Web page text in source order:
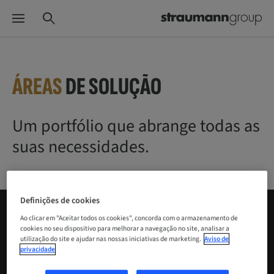
ÁREASDE SOLUÇÃO
Um portfólio que abrange todas as
suas necessidades.
Em colaboração próxima de longo prazo com os mais
destacados médicos dentistas, institutos de
Definições de cookies
Ao clicar em "Aceitar todos os cookies", concorda com o armazenamento de
cookies no seu dispositivo para melhorar a navegação no site, analisar a
utilização do site e ajudar nas nossas iniciativas de marketing. Aviso de
privacidade